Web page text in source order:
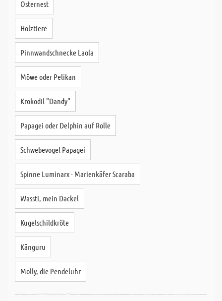
Osternest
Holztiere
Pinnwandschnecke Laola
Möwe oder Pelikan
Krokodil "Dandy"
Papagei oder Delphin auf Rolle
Schwebevogel Papagei
Spinne Luminarx - Marienkäfer Scaraba
Wassti, mein Dackel
Kugelschildkröte
Känguru
Molly, die Pendeluhr